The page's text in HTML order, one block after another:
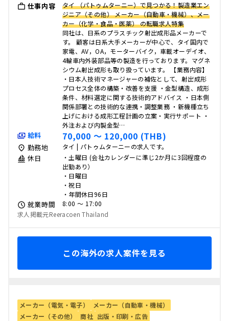
仕事内容
タイ （パトゥムターニー）で見つかる！製造業エン
ジニア（その他） メーカー（自動車・機械）、メー
カー（化学・食品・医薬） の転職求人特集
同社は、日系のプラスチック射出成形品メーカーで
す。 顧客は日系大手メーカーが中心で、タイ国内で
家電、AV，OA，モーターバイク，車載オーデイオ、
4輪車内外装部品等の製造を行っております。マグネ
シウム射出成形も取り扱っています。 【業務内容】
・日本人技術マネージャーの補佐として、射出成形
プロセス全体の構築・改善を支援 ・金型構造、成形
条件、材料選定に関する技術的アドバイス ・日本側
関係部署との技術的な連携・調整業務 ・新機種立ち
上げにおける成形工程計画の立案・実行サポート ・
外注および内製金型…
給料 70,000 〜 120,000 (THB)
勤務地 タイ | パトゥムターニーの求人です。
休日
・土曜日 (会社カレンダーに準じ2か月に3回程度の
出勤あり）
・日曜日
・祝日
・年間休日96日
就業時間
8:00 〜 17:00
求人掲載元Reeracoen Thailand
この海外の求人案件を見る
メーカー（電気・電子）
メーカー（自動車・機械）
メーカー（その他）
商社 出版・印刷・広告